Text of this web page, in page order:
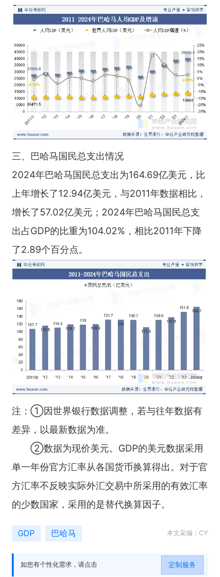
三、巴哈马国民总支出情况
2024年巴哈马国民总支出为164.69亿美元，比
上年增长了12.94亿美元，与2011年数据相比，
增长了57.02亿美元；2024年巴哈马国民总支
出占GDP的比重为104.02%，相比2011年下降
了2.89个百分点。
注：①因世界银行数据调整，若与往年数据有
差异，以最新数据为准。
②数据为现价美元。GDP的美元数据采用
单一年份官方汇率从各国货币换算得出。对于官
方汇率不反映实际外汇交易中所采用的有效汇率
的少数国家，采用的是替代换算因子。
GDP 巴哈马 本文采编：CY
如您有个性化需求，请点击 定制服务